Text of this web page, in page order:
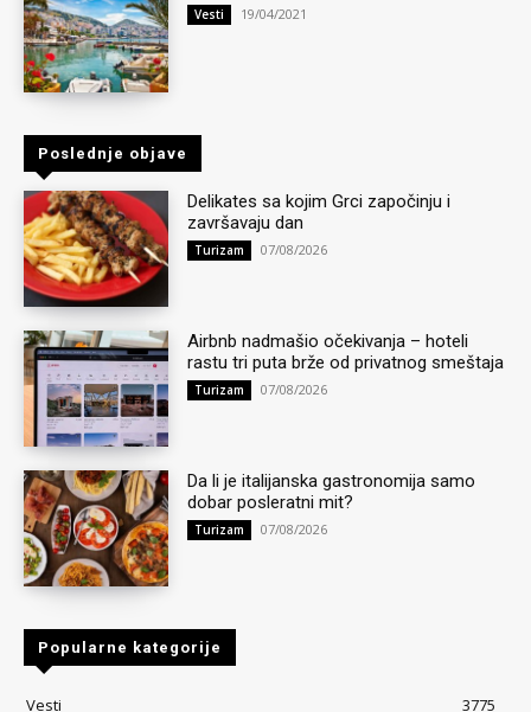
Vesti 19/04/2021
Poslednje objave
Delikates sa kojim Grci započinju i
završavaju dan
Turizam 07/08/2026
Airbnb nadmašio očekivanja – hoteli
rastu tri puta brže od privatnog smeštaja
Turizam 07/08/2026
Da li je italijanska gastronomija samo
dobar posleratni mit?
Turizam 07/08/2026
Popularne kategorije
Vesti 3775